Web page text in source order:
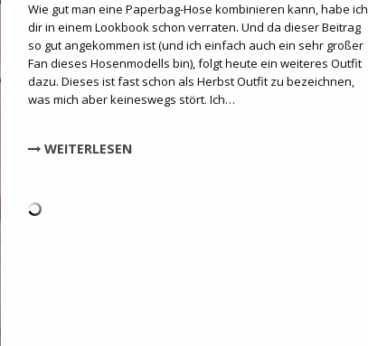
Wie gut man eine Paperbag-Hose kombinieren kann, habe ich
dir in einem Lookbook schon verraten. Und da dieser Beitrag
so gut angekommen ist (und ich einfach auch ein sehr großer
Fan dieses Hosenmodells bin), folgt heute ein weiteres Outfit
dazu. Dieses ist fast schon als Herbst Outfit zu bezeichnen,
was mich aber keineswegs stört. Ich…
WEITERLESEN